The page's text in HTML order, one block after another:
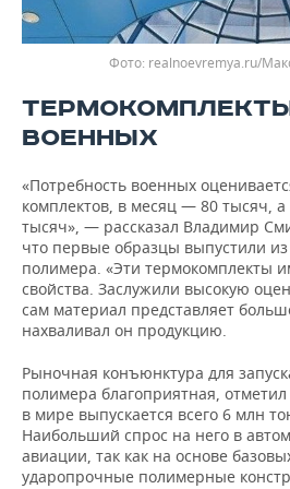
Фото: realnoevremya.ru/
ВОЕННЫХ
«Потребность военных
комплектов, в месяц — 80 тысяч, а
тысяч», — рассказал Владимир
что первые образцы выпустили
полимера. «Эти термокомплекты
свойства. Заслужили высокую
сам материал представляет
нахваливал он продукцию.
Рыночная конъюнктура для
полимера благоприятная,
в мире выпускается всего 6 млн
Наибольший спрос на него в
авиации, так как на основе
ударопрочные полимерные